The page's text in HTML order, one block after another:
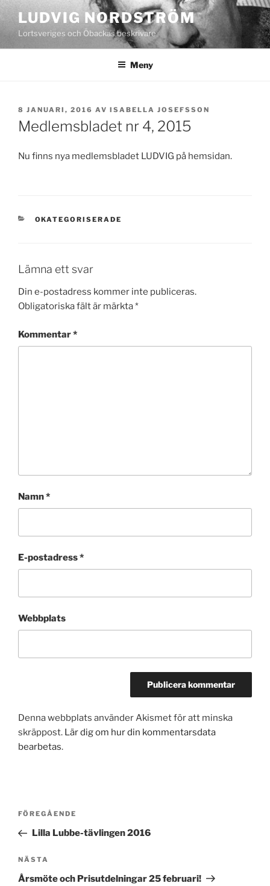
Hoppa
till
innehåll
LUDVIG NORDSTRÖM
Lortsveriges och Öbackas beskrivare
Meny
PUBLICERAT
8 JANUARI, 2016 AV ISABELLA JOSEFSSON
Medlemsbladet nr 4, 2015
Nu finns nya medlemsbladet LUDVIG på hemsidan.
KATEGORIER
OKATEGORISERADE
Lämna ett svar
Din e-postadress kommer inte publiceras.
Obligatoriska fält är märkta*
Kommentar*
Namn*
E-postadress*
Webbplats
Denna webbplats använder Akismet för att minska
skräppost. Lär dig om hur din kommentarsdata
bearbetas.
Inläggsnavigering
Föregående
inlägg
FÖREGÅENDE
Lilla Lubbe-tävlingen 2016
Nästa
inlägg
NÄSTA
Årsmöte och Prisutdelningar 25 februari!